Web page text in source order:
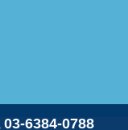
03-6384-0788